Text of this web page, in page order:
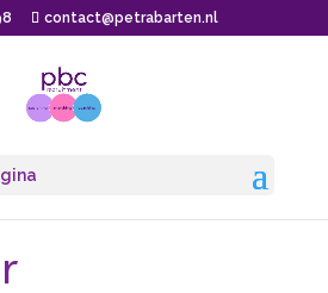
contact@petrabarten.nl